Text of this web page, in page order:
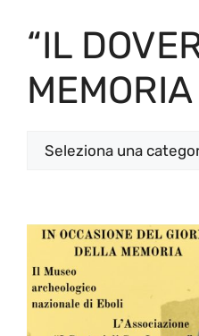
“IL
MEMORIA
Categorie